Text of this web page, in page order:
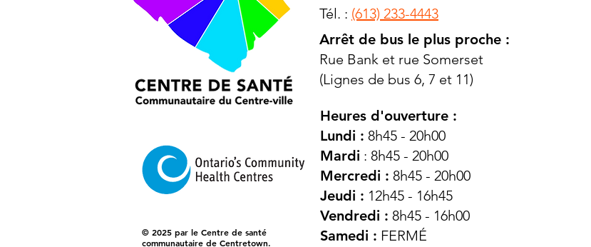
© 2025 par le Centre de santé
communautaire de Centretown.
Tél. : (613) 233-4443
Arrêt de bus le plus proche :
Rue Bank et rue Somerset
(Lignes de bus 6, 7 et 11)
Heures d'ouverture :
Lundi : 8h45 - 20h00
Mardi : 8h45 - 20h00
Mercredi : 8h45 - 20h00
Jeudi : 12h45 - 16h45
Vendredi : 8h45 - 16h00
Samedi : FERMÉ